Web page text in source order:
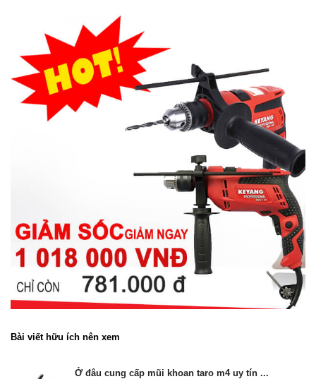
Bài viết hữu ích nên xem
Ở đâu cung cấp mũi khoan taro m4 uy tín ...